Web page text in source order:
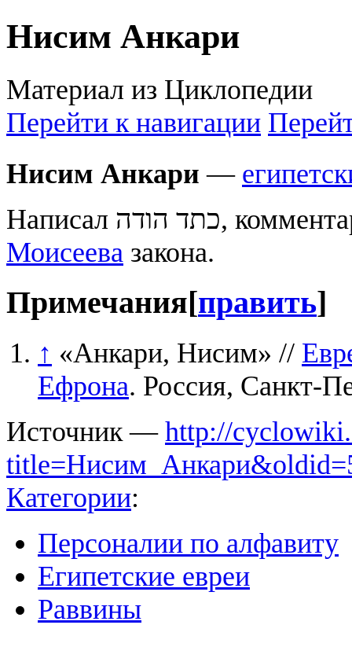
Нисим Анкари
Материал из Циклопедии
Перейти к навигации
Нисим Анкари —
Моисеева закона.
Примечания[править]
↑ «Анкари, Нисим» //
Ефрона. Россия, Санкт-
Источник — http://
Категории:
Персоналии по алфавиту
Египетские евреи
Раввины